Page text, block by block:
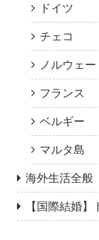
ドイツ
チェコ
ノルウェー
フランス
ベルギー
マルタ島
海外生活全般
【国際結婚